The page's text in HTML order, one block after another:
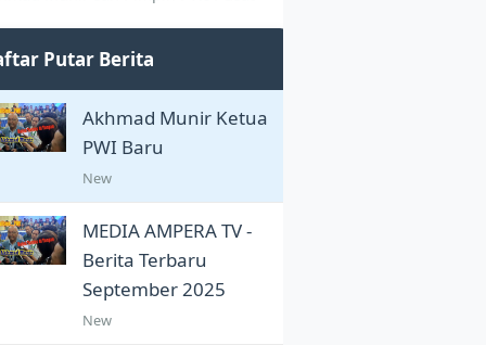
Putar Berita
Akhmad Munir Ketua
PWI Baru
New
MEDIA AMPERA TV -
Berita Terbaru
September 2025
New